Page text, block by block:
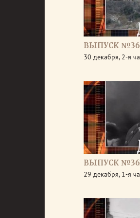
ВЫПУСК
30 декабря, 2-я
ВЫПУСК
29 декабря, 1-я